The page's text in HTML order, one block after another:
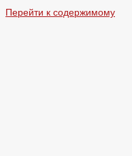
Перейти к содержимому